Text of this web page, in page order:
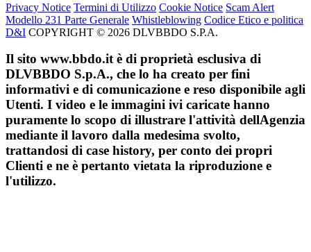
Privacy Notice Termini di Utilizzo Cookie Notice Scam Alert
Modello 231 Parte Generale Whistleblowing Codice Etico e politica
D&I COPYRIGHT © 2026 DLVBBDO S.P.A.
Il sito www.bbdo.it è di proprietà esclusiva di
DLVBBDO S.p.A., che lo ha creato per fini
informativi e di comunicazione e reso disponibile agli
Utenti. I video e le immagini ivi caricate hanno
puramente lo scopo di illustrare l'attività dellAgenzia
mediante il lavoro dalla medesima svolto,
trattandosi di case history, per conto dei propri
Clienti e ne è pertanto vietata la riproduzione e
l'utilizzo.